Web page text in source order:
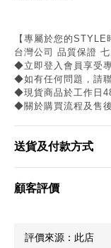
【專屬於您的STYLE
台灣公司 品質保證
◆立即登入會員享受
◆如有任何問題，請
◆現貨商品於工作日
◆關於購買流程及售
送貨及付款方式
顧客評價